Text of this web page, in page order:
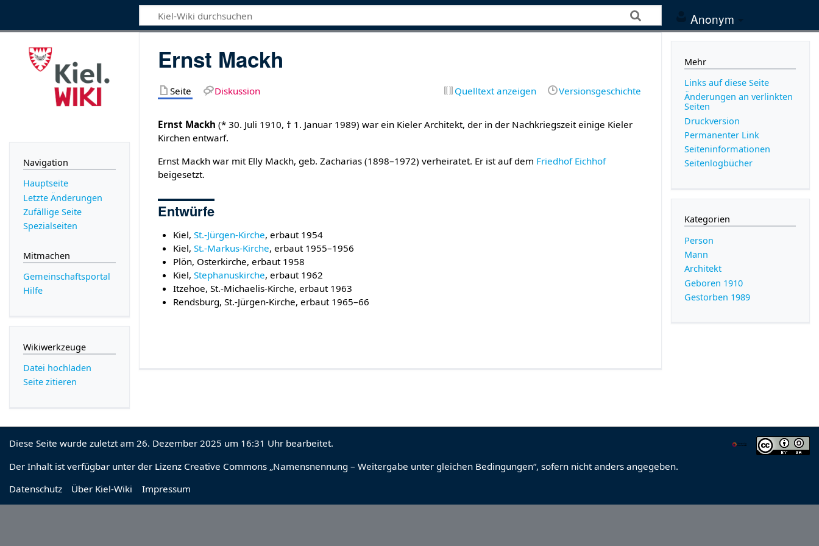
Anonym
Ernst Mackh
Seite Diskussion Quelltext anzeigen Versionsgeschichte
Ernst Mackh (* 30. Juli 1910, † 1. Januar 1989) war ein Kieler Architekt, der in der Nachkriegszeit einige Kieler
Kirchen entwarf.
Ernst Mackh war mit Elly Mackh, geb. Zacharias (1898–1972) verheiratet. Er ist auf dem Friedhof Eichhof
beigesetzt.
Entwürfe
Kiel, St.-Jürgen-Kirche, erbaut 1954
Kiel, St.-Markus-Kirche, erbaut 1955–1956
Plön, Osterkirche, erbaut 1958
Kiel, Stephanuskirche, erbaut 1962
Itzehoe, St.-Michaelis-Kirche, erbaut 1963
Rendsburg, St.-Jürgen-Kirche, erbaut 1965–66
Navigation
Hauptseite
Letzte Änderungen
Zufällige Seite
Spezialseiten
Mitmachen
Gemeinschafts­portal
Hilfe
Wikiwerkzeuge
Datei hochladen
Seite zitieren
Mehr
Links auf diese Seite
Änderungen an verlinkten
Seiten
Druckversion
Permanenter Link
Seiten­­informationen
Seitenlogbücher
Kategorien
Person
Mann
Architekt
Geboren 1910
Gestorben 1989
Diese Seite wurde zuletzt am 26. Dezember 2025 um 16:31 Uhr bearbeitet.
Der Inhalt ist verfügbar unter der Lizenz Creative Commons „Namensnennung – Weitergabe unter gleichen Bedingungen“, sofern nicht anders angegeben.
Datenschutz
Über Kiel-Wiki Impressum